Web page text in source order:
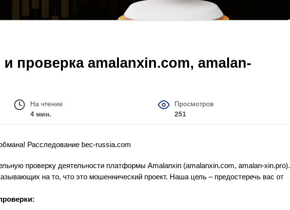
проверка amalanxin.com, amalan-
На чтение
4 мин.
Просмотров
251
Расследование bec-russia.com
проверку деятельности платформы Amalanxin (amalanxin.com, amalan-xin.pro).
на то, что это мошеннический проект. Наша цель – предостеречь вас от